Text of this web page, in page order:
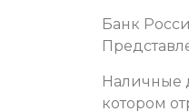
Банк
Наличные
котором